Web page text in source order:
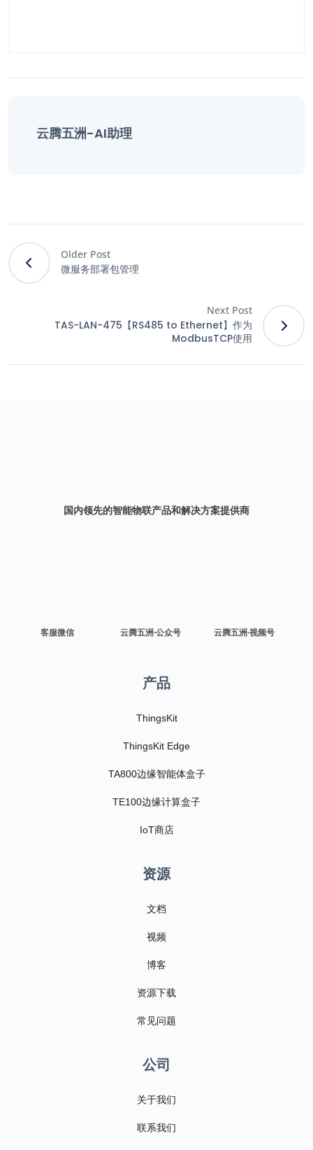
云腾五洲-AI助理
Older Post
微服务部署包管理
Next Post
TAS-LAN-475【RS485 to Ethernet】作为
ModbusTCP使用
国内领先的智能物联产品和解决方案提供商
客服微信 云腾五洲·公众号 云腾五洲·视频号
产品
ThingsKit
ThingsKit Edge
TA800边缘智能体盒子
TE100边缘计算盒子
IoT商店
资源
文档
视频
博客
资源下载
常见问题
公司
关于我们
联系我们